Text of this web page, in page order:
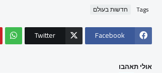
Tags חדשות בעולם
Facebook
Twitter
אולי תאהבו